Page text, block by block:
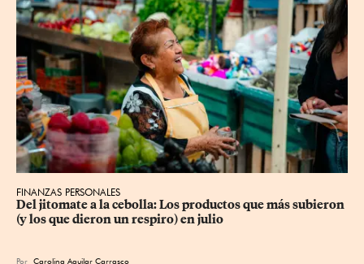
FINANZAS PERSONALES
Del jitomate a la cebolla: Los productos que más subieron
(y los que dieron un respiro) en julio
Por Carolina Aguilar Carrasco